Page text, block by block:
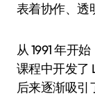
表着协作、透
从 1991 年开
课程中开发了
后来逐渐吸引